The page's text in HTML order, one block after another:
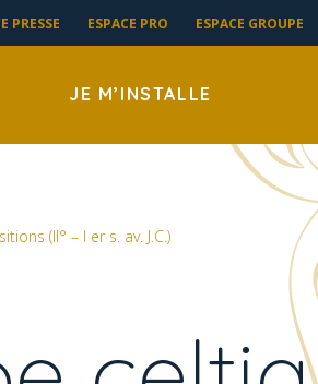
PRESSE ESPACE PRO ESPACE GROUPE
JE M’INSTALLE
(II° – I er s. av. J.C.)